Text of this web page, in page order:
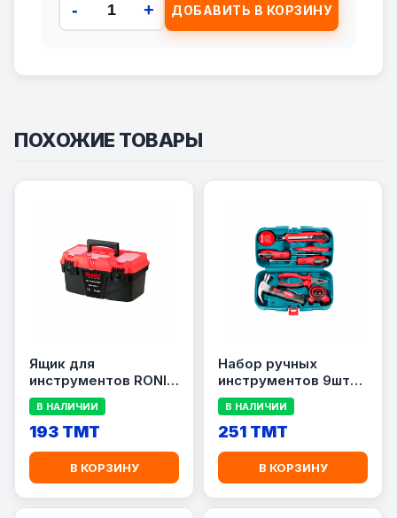
- + ДОБАВИТЬ В КОРЗИНУ
ПОХОЖИЕ ТОВАРЫ
Ящик для
инструментов RONIX
RH-9122
В НАЛИЧИИ
193 TMT
В КОРЗИНУ
Набор ручных
инструментов 9шт
Ronix RS-0002
В НАЛИЧИИ
251 TMT
В КОРЗИНУ